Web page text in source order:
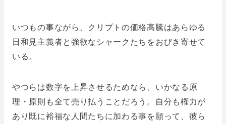
いつもの事ながら、クリプトの価格高騰はあらゆる
日和見主義者と強欲なシャークたちをおびき寄せて
いる。
やつらは数字を上昇させるためなら、いかなる原
理・原則も全て売り払うことだろう。自分も権力が
あり既に裕福な人間たちに加わる事を願って、彼ら